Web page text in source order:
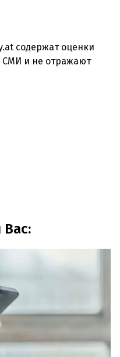
содержат оценки
СМИ и не отражают